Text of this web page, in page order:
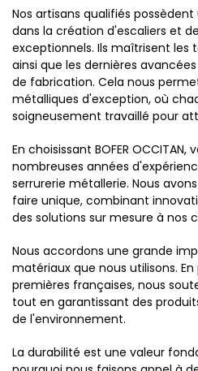
Nos artisans qualifiés
dans la création d'escaliers et
exceptionnels. Ils maîtrisent les
ainsi que les dernières
de fabrication. Cela nous
métalliques d'exception, où
soigneusement travaillé pour
En choisissant BOFER
nombreuses années
serrurerie métallerie. Nous
faire unique, combinant
des solutions sur mesure à nos
Nous accordons une grande
matériaux que nous utilisons.
premières françaises, nous
tout en garantissant des
de l'environnement.
La durabilité est une valeur